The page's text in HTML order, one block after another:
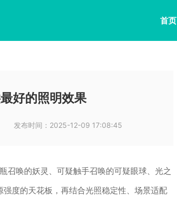
首页
好的照明效果
发布时间： 2025-12-09 17:08:45
召唤的妖灵、可疑触手召唤的可疑眼球、光之
度的天花板，再结合光照稳定性、场景适配